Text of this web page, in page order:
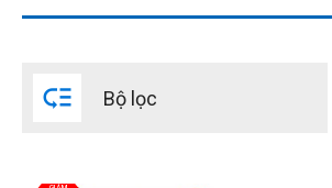
 Bộ lọc